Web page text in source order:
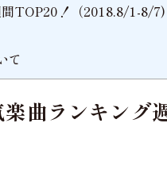
TOP20！（2018.8/1-8/7)
て
楽曲ランキン